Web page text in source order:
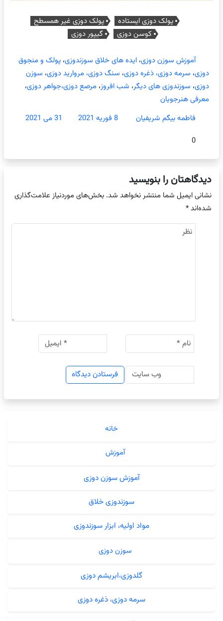
پولک دوزی ایستاده
پولک دوزی غیر همسطح
کوسن دوزی
گیپور دوزی
آموزش سوزن دوزی،ایده های خلاق سوزندوزی،پولک و منجوق
دوزی، سرمه دوزی، ذغره دوزی، سنگ دوزی، مروارید دوزی، سوزن
دوزی، سوزندوزی های دیگر، شب افروز،مرصع دوزی،جواهر دوزی،
معرفی هنرجویان
فاطمه بیگم شریفیان
8 فوریه 2021
31 می 2021
0
دیدگاهتان را بنویسید
نشانی ایمیل شما منتشر نخواهد شد. بخش‌های موردنیاز علامت‌گذاری
شده‌اند*
خانه
آموزش
آموزش سوزن دوزی
سوزندوزی خلاق
مواد اولیه، ابزار سوزندوزی
سوزن دوزی
گلدوزی،ابریشم دوزی
سرمه دوزی، ذغره دوزی